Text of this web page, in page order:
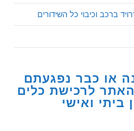
כל השידורים
כבר נפגעתם
כלים
ואישי